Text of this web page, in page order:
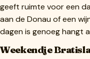
geeft ruimte voor een
aan de Donau of een
dagen is genoeg hangt
Weekendje